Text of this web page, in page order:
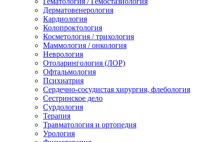
Дерматовенерология
Кардиология
Колопроктология
Косметология / трихология
Маммология / онкология
Неврология
Отоларингология (ЛОР)
Офтальмология
Психиатрия
Сердечно-сосудистая хирургия, флебология
Сестринское дело
Сурдология
Терапия
Травматология и ортопедия
Урология